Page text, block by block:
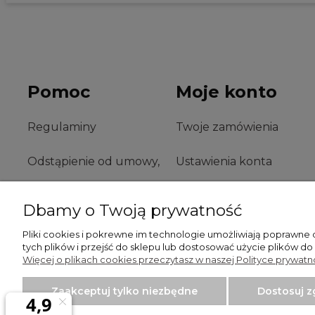
Pomoc
Regulaminy
Odstąpienie od umowy,
Moje konto
Twoje zamówienia
Ustawienia konta
Włodzimierz Dziwiński Went-Dom - wentylatory łazienkowe,
Dbamy o Twoją prywatność
Pliki cookies i pokrewne im technologie umożliwiają poprawne
tych plików i przejść do sklepu lub dostosować użycie plików
Więcej o plikach cookies przeczytasz w naszej Polityce
Zaakceptuj tylko niezbędne Dostosuj